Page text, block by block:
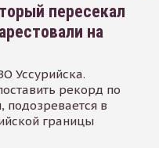
пересекал
на
Уссурийска.
рекорд по
подозревается в
границы